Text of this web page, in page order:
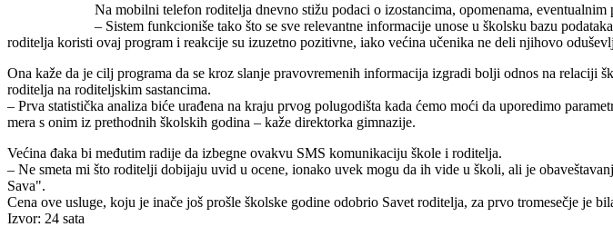
Na mobilni telefon roditelja dnevno stižu podaci o izostancima, opomenama,
– Sistem funkcioniše tako što se sve relevantne informacije unose u školsku bazu
roditelja koristi ovaj program i reakcije su izuzetno pozitivne, iako većina učenika ne deli njihovo
Ona kaže da je cilj programa da se kroz slanje pravovremenih informacija izgradi bolji odnos na
roditelja na roditeljskim sastancima.
– Prva statistička analiza biće urađena na kraju prvog polugodišta kada ćemo moći da uporedimo
mera s onim iz prethodnih školskih godina – kaže direktorka gimnazije.
Većina đaka bi međutim radije da izbegne ovakvu SMS komunikaciju škole i roditelja.
– Ne smeta mi što roditelji dobijaju uvid u ocene, ionako uvek mogu da ih vide u školi, ali je
Sava".
Cena ove usluge, koju je inače još prošle školske godine odobrio Savet roditelja, za prvo tromesečje je
Izvor: 24 sata